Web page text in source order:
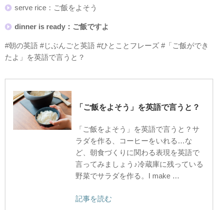
serve rice：ご飯をよそう
dinner is ready：ご飯ですよ
#朝の英語 #じぶんごと英語 #ひとことフレーズ #「ご飯ができ
たよ」を英語で言うと？
「ご飯をよそう」を英語で言うと？
「ご飯をよそう」を英語で言うと？サ
ラダを作る、コーヒーをいれる…な
ど、朝食づくりに関わる表現を英語で
言ってみましょう♪冷蔵庫に残っている
野菜でサラダを作る。I make …
記事を読む